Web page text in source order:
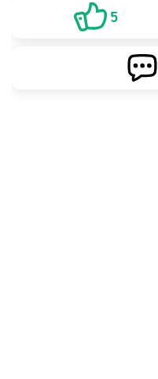
ФК Торпедо-БелАЗ 5